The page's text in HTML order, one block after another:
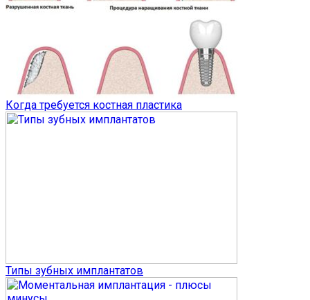
Когда требуется костная пластика
Типы зубных имплантатов